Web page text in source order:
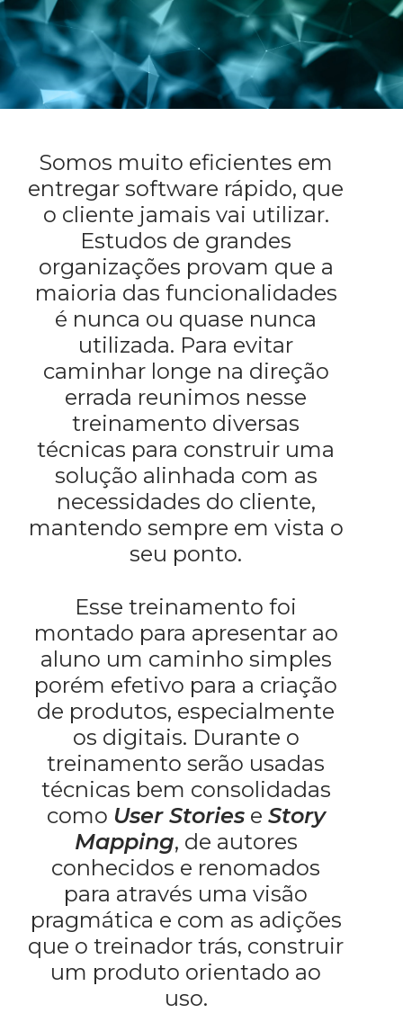
Somos muito eficientes em
entregar software rápido, que
o cliente jamais vai utilizar.
Estudos de grandes
organizações provam que a
maioria das funcionalidades
é nunca ou quase nunca
utilizada. Para evitar
caminhar longe na direção
errada reunimos nesse
treinamento diversas
técnicas para construir uma
solução alinhada com as
necessidades do cliente,
mantendo sempre em vista o
seu ponto.
Esse treinamento foi
montado para apresentar ao
aluno um caminho simples
porém efetivo para a criação
de produtos, especialmente
os digitais. Durante o
treinamento serão usadas
técnicas bem consolidadas
como User Storiese Story
Mapping, de autores
conhecidos e renomados
para através uma visão
pragmática e com as adições
que o treinador trás, construir
um produto orientado ao
uso.